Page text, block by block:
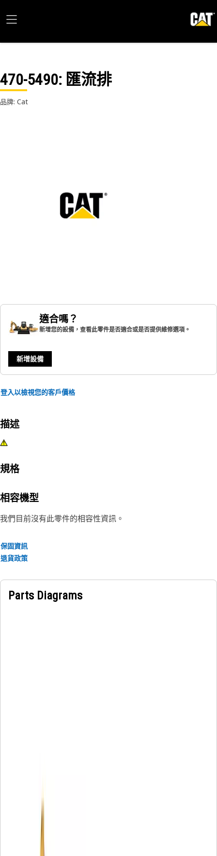
470-5490: 匯流排
品牌: Cat
適合嗎？
新增您的設備，查看此零件是否適合或是否提供維修選項。
新增設備
登入以檢視您的客戶價格
描述
規格
相容機型
我們目前沒有此零件的相容性資訊。
保固資訊
退貨政策
Parts Diagrams